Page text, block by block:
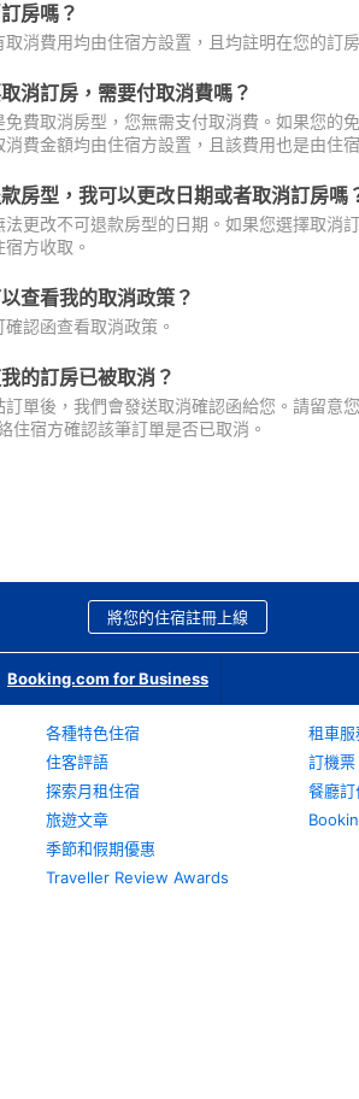
房嗎？
消費用均由住宿方設置，且均註明在您的訂
消訂房，需要付取消費嗎？
免費取消房型，您無需支付取消費。如果您的
費金額均由住宿方設置，且該費用也是由住
房型，我可以更改日期或者取消訂房嗎
法更改不可退款房型的日期。如果您選擇取消
方收取。
查看我的取消政策？
認函查看取消政策。
的訂房已被取消？
訂單後，我們會發送取消確認函給您。請留意
住宿方確認該筆訂單是否已取消。
將您的住宿註冊上線
Booking.com for Business
各種特色住宿
住客評語
探索月租住宿
旅遊文章
季節和假期優惠
Traveller Review Awards
租車服
訂機票
餐廳訂